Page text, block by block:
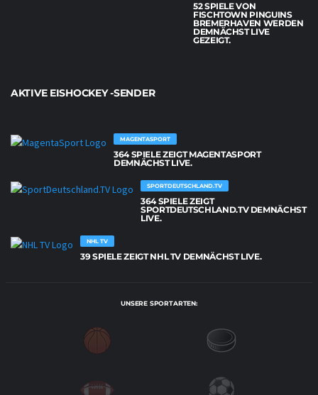
52 SPIELE VON
FISCHTOWN PINGUINS
BREMERHAVEN WERDEN
DEMNÄCHST LIVE
GEZEIGT.
AKTIVE EISHOCKEY -SENDER
MAGENTASPORT
364 SPIELE ZEIGT MAGENTASPORT
DEMNÄCHST LIVE.
SPORTDEUTSCHLAND.TV
364 SPIELE ZEIGT
SPORTDEUTSCHLAND.TV DEMNÄCHST
LIVE.
NHL TV
39 SPIELE ZEIGT NHL TV DEMNÄCHST LIVE.
UNSERE SPORTARTEN: